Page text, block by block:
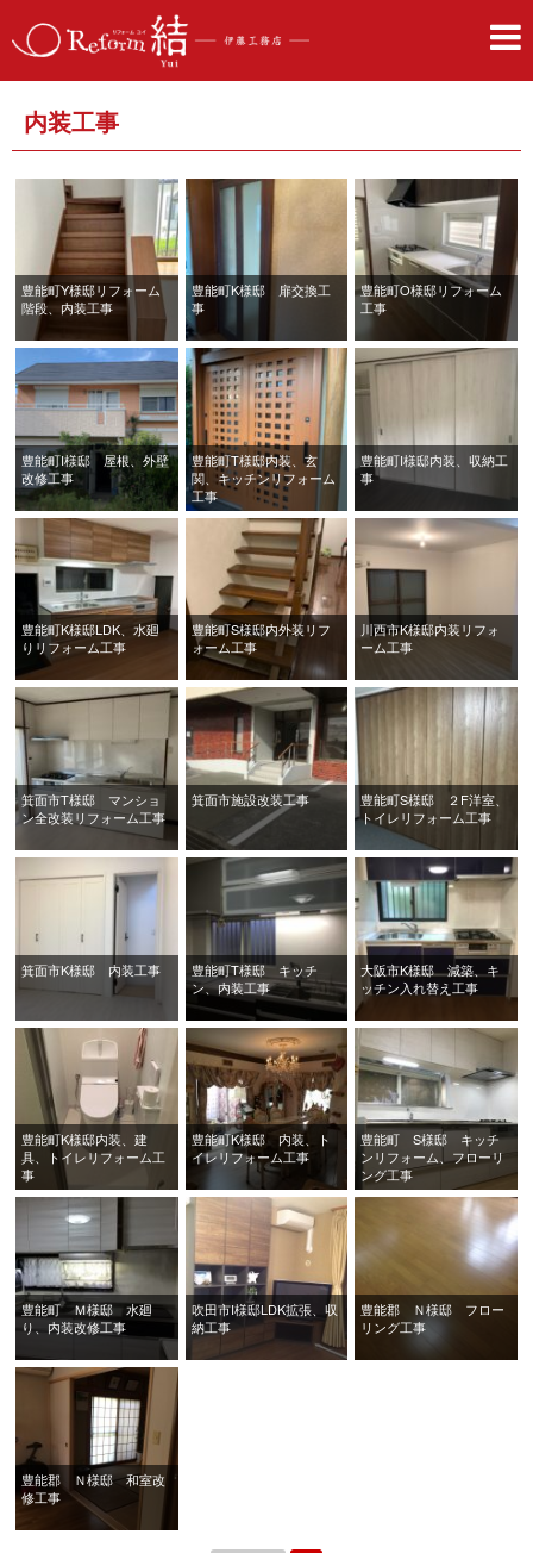
内装工事
豊能町Y様邸リフォーム
階段、内装工事
豊能町K様邸 扉交換工
事
豊能町O様邸リフォーム
工事
豊能町I様邸 屋根、外壁
改修工事
豊能町T様邸内装、玄
関、キッチンリフォーム
工事
豊能町I様邸内装、収納工
事
豊能町K様邸LDK、水廻
りリフォーム工事
豊能町S様邸内外装リフ
ォーム工事
川西市K様邸内装リフォ
ーム工事
箕面市T様邸 マンショ
ン全改装リフォーム工事
箕面市施設改装工事
豊能町S様邸 ２F洋室、
トイレリフォーム工事
箕面市K様邸 内装工事
豊能町T様邸 キッチ
ン、内装工事
大阪市K様邸 減築、キ
ッチン入れ替え工事
豊能町K様邸内装、建
具、トイレリフォーム工
事
豊能町K様邸 内装、ト
イレリフォーム工事
豊能町 S様邸 キッチ
ンリフォーム、フローリ
ング工事
豊能町 Ｍ様邸 水廻
り、内装改修工事
吹田市I様邸LDK拡張、収
納工事
豊能郡 Ｎ様邸 フロー
リング工事
豊能郡 Ｎ様邸 和室改
修工事